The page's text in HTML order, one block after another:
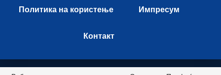
Политика на користење Импресум
Контакт